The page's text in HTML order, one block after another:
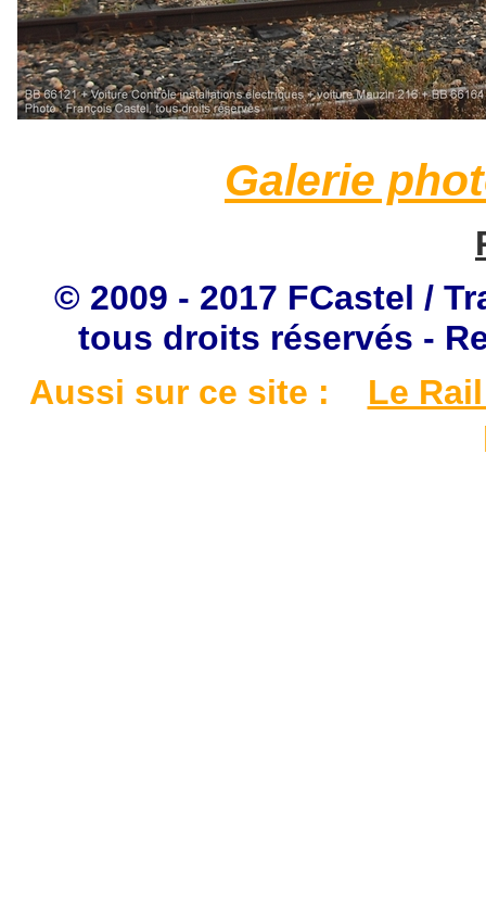
Galerie
© 2009 - 2017 FCastel /
tous droits réservés -
Aussi sur ce site :
Le